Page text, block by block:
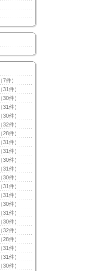
（7件）
（31件）
（30件）
（31件）
（30件）
（32件）
（28件）
（31件）
（31件）
（30件）
（31件）
（30件）
（31件）
（31件）
（30件）
（31件）
（30件）
（32件）
（28件）
（31件）
（31件）
（30件）